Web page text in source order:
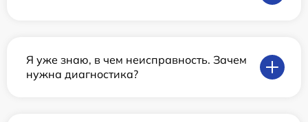
Я уже знаю, в чем неисправность. Зачем
нужна диагностика?